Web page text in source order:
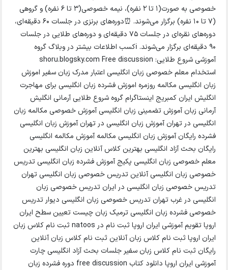
خصوصی به صورت(۱ تا ۲ نفره)، نیمه خصوصی(۳ تا ۶ نفره) و گروهی
(۷ تا ۱۰ نفره) برگزار می‌شوند. ⏰دوره‌های برنزی در جلسات ۶۰ دقیقه‌ای،
دوره‌های نقره‌ای در جلسات ۷۵ دقیقه‌ای و دوره‌های طلایی در جلسات
۹۰ دقیقه‌ای برگزار می‌شوند. ℹکسب اطلاعات بیشتر در وبلاگ گروه
آموزشی شروع طلایی: shoru.blogsky.com Free discussion
استخدام معلم خصوصی زبان انگلیسی اعتبار مدرک زبان سفیر اموزش
زبان انگلیسی مکالمه روزمره اموزش فشرده زبان انگلیسی برای مهاجرت
انگلیش ایران کمبریج اینستاگرام گروه شروع طلایی آرمانی انگلیش
آرمانی زبان آموزش تضمینی زبان انگلیسی آموزش خصوصی مکالمه زبان
انگلیسی در تهران آموزش زبان انگلیسی در تهران آموزش زبان انگلیسی
فشرده رایگان آموزش زبان انگلیسی مکالمه آموزش مکالمه انگلیسی
رایگان بحث آزاد انگلیسی بهترین کلاس آنلاین زبان انگلیسی بهترین
معلم خصوصی زبان انگلیسی پکیج آموزش فشرده زبان انگلیسی تدریس
خصوصی زبان انگلیسی آنلاین تدریس خصوصی زبان انگلیسی تهران
تدریس خصوصی زبان انگلیسی در ایران تدریس خصوصی زبان
انگلیسی در غرب تهران تدریس خصوصی زبان انگلیسی دیوار تدریس
خصوصی فشرده زبان انگلیسی ترمیک زبان چیست تعیین سطح ایران
اروپا تقویم آموزشی ایران اروپا ثبت نام در natoos ثبت نام کلاس زبان
ایران اروپا ثبت نام کلاس زبان آنلاین ثبت نام کلاس زبان آنلاین
رایگان ثبت نام کلاس زبان سفیر جلسات بحث آزاد انگلیسی چارت
آموزشی ایران اروپا دانلود کتاب free discussion دوره فشرده زبان